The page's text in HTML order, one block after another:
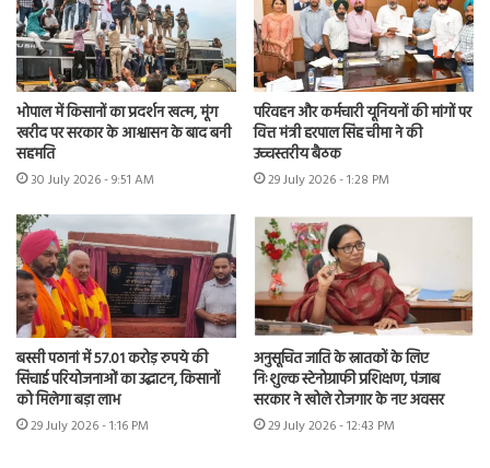
भोपाल में किसानों का प्रदर्शन खत्म, मूंग
खरीद पर सरकार के आश्वासन के बाद बनी
सहमति
30 July 2026 - 9:51 AM
परिवहन और कर्मचारी यूनियनों की मांगों पर
वित्त मंत्री हरपाल सिंह चीमा ने की
उच्चस्तरीय बैठक
29 July 2026 - 1:28 PM
बस्सी पठानां में 57.01 करोड़ रुपये की
सिंचाई परियोजनाओं का उद्घाटन, किसानों
को मिलेगा बड़ा लाभ
29 July 2026 - 1:16 PM
अनुसूचित जाति के स्नातकों के लिए
निःशुल्क स्टेनोग्राफी प्रशिक्षण, पंजाब
सरकार ने खोले रोजगार के नए अवसर
29 July 2026 - 12:43 PM